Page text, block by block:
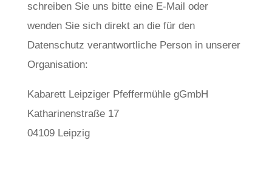
schreiben Sie uns bitte eine E-Mail oder
wenden Sie sich direkt an die für den
Datenschutz verantwortliche Person in unserer
Organisation:
Kabarett Leipziger Pfeffermühle gGmbH
Katharinenstraße 17
04109 Leipzig